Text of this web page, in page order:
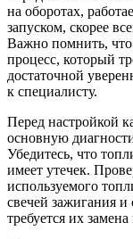
на оборотах,
запуском, скорее
Важно помнить,
процесс, который
достаточной
к специалисту.
Перед настройкой
основную
Убедитесь, что
имеет утечек.
используемого
свечей зажигания
требуется их